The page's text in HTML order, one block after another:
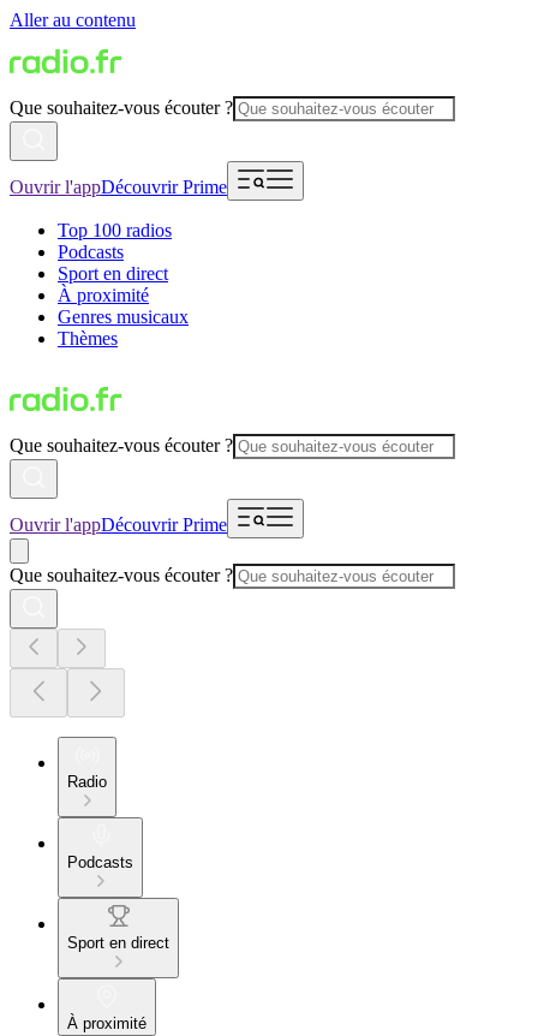
Aller au contenu
Que souhaitez-vous écouter ?
Ouvrir l'appDécouvrir Prime
Top 100 radios
Podcasts
Sport en direct
À proximité
Genres musicaux
Thèmes
Que souhaitez-vous écouter ?
Ouvrir l'appDécouvrir Prime
Que souhaitez-vous écouter ?
Radio
Podcasts
Sport en direct
À proximité